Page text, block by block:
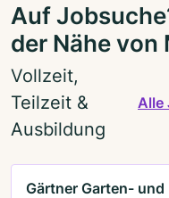
Auf
der Nähe von
Vollzeit,
Teilzeit &
Ausbildung
Alle
Gärtner Garten-